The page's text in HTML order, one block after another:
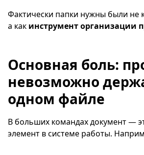
Фактически папки нужны были не
а как инструмент организации
Основная боль:
невозможно
одном файле
В больших командах документ —
элемент в системе работы.